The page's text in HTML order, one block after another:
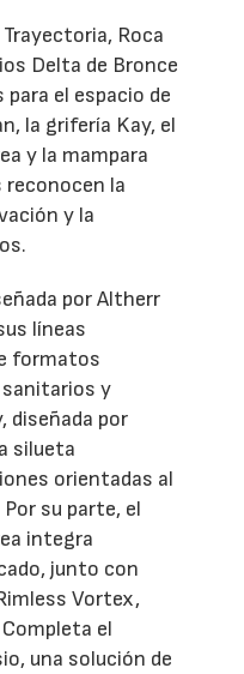
Roca
Delta de Bronce
el espacio de
la grifería Kay, el
y la mampara
la
y la
por Altherr
líneas
formatos
sanitarios y
diseñada por
silueta
orientadas al
su parte, el
integra
junto con
Vortex,
el
una solución de